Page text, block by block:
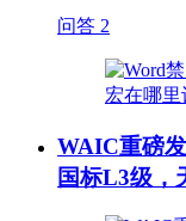
问答 2
WAIC重磅
国标L3级，